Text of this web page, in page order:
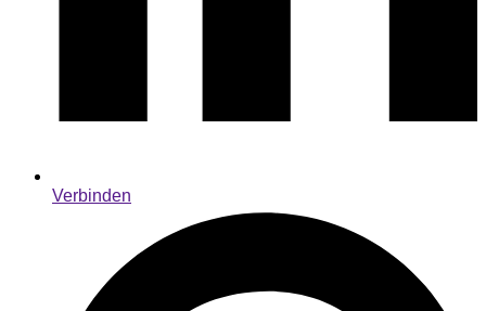
Verbinden